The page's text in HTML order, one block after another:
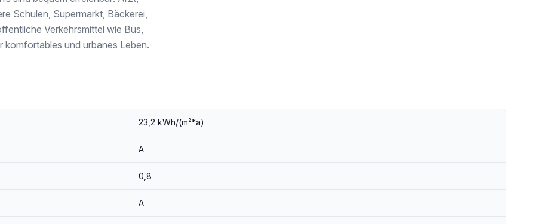
diese attraktive Mietwohnung in 1210 Wien – Ihr neues Zuhause wartet auf Sie!
noch vor allen anderen.
Immobilien exklusiv vorab zu.
wirtschaftliches Naheverhältnis besteht.
– einseitig nur für den Vermieter tätig ist.
Schulen, Supermarkt, Bäckerei,
Verkehrsmittel wie Bus,
und urbanes Leben.
23,2 kWh/(m²*a)
A
0,8
A